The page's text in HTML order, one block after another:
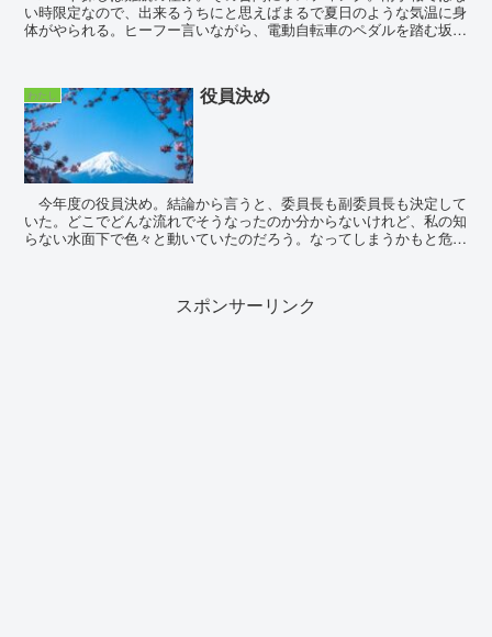
い時限定なので、出来るうちにと思えばまるで夏日のような気温に身
体がやられる。ヒーフー言いながら、電動自転車のペダルを踏む坂
わたし 役員決め
今年度の役員決め。結論から言うと、委員長も副委員長も決定して
いた。どこでどんな流れでそうなったのか分からないけれど、私の知
らない水面下で色々と動いていたのだろう。なってしまうかもと危惧
スポンサーリンク